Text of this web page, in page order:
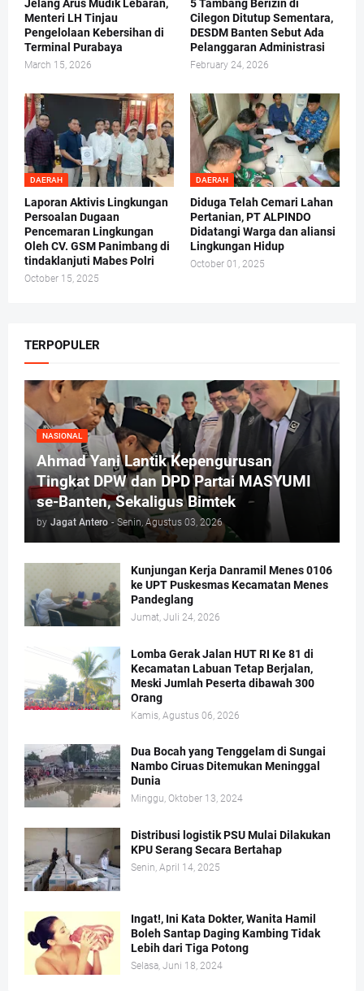
Jelang Arus Mudik Lebaran,
Menteri LH Tinjau
Pengelolaan Kebersihan di
Terminal Purabaya
March 15, 2026
5 Tambang Berizin di
Cilegon Ditutup Sementara,
DESDM Banten Sebut Ada
Pelanggaran Administrasi
February 24, 2026
DAERAH
Laporan Aktivis Lingkungan
Persoalan Dugaan
Pencemaran Lingkungan
Oleh CV. GSM Panimbang di
tindaklanjuti Mabes Polri
October 15, 2025
DAERAH
Diduga Telah Cemari Lahan
Pertanian, PT ALPINDO
Didatangi Warga dan aliansi
Lingkungan Hidup
October 01, 2025
TERPOPULER
NASIONAL
Ahmad Yani Lantik Kepengurusan
Tingkat DPW dan DPD Partai MASYUMI
se-Banten, Sekaligus Bimtek
by Jagat Antero - Senin, Agustus 03, 2026
Kunjungan Kerja Danramil Menes 0106
ke UPT Puskesmas Kecamatan Menes
Pandeglang
Jumat, Juli 24, 2026
Lomba Gerak Jalan HUT RI Ke 81 di
Kecamatan Labuan Tetap Berjalan,
Meski Jumlah Peserta dibawah 300
Orang
Kamis, Agustus 06, 2026
Dua Bocah yang Tenggelam di Sungai
Nambo Ciruas Ditemukan Meninggal
Dunia
Minggu, Oktober 13, 2024
Distribusi logistik PSU Mulai Dilakukan
KPU Serang Secara Bertahap
Senin, April 14, 2025
Ingat!, Ini Kata Dokter, Wanita Hamil
Boleh Santap Daging Kambing Tidak
Lebih dari Tiga Potong
Selasa, Juni 18, 2024